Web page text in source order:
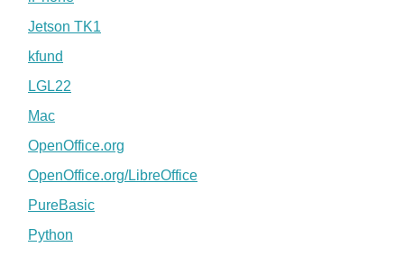
Jetson TK1
kfund
LGL22
Mac
OpenOffice.org
OpenOffice.org/LibreOffice
PureBasic
Python